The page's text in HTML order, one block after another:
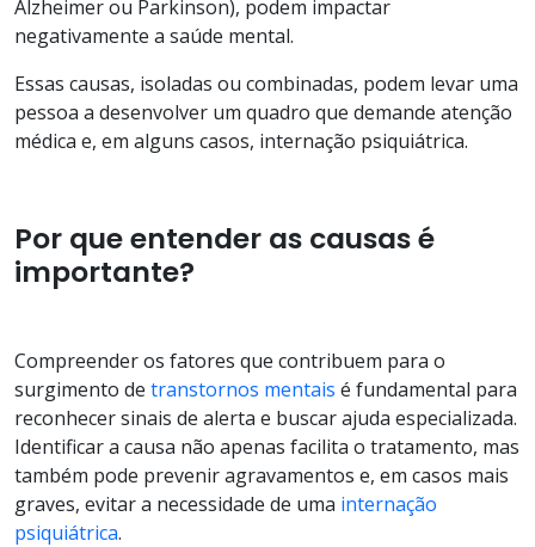
Alzheimer ou Parkinson), podem impactar
negativamente a saúde mental.
Essas causas, isoladas ou combinadas, podem levar uma
pessoa a desenvolver um quadro que demande atenção
médica e, em alguns casos, internação psiquiátrica.
Por que entender as causas é
importante?
Compreender os fatores que contribuem para o
surgimento de transtornos mentais é fundamental para
reconhecer sinais de alerta e buscar ajuda especializada.
Identificar a causa não apenas facilita o tratamento, mas
também pode prevenir agravamentos e, em casos mais
graves, evitar a necessidade de uma internação
psiquiátrica.